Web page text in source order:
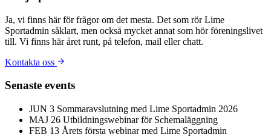
Ja, vi finns här för frågor om det mesta. Det som rör Lime
Sportadmin såklart, men också mycket annat som hör föreningslivet
till. Vi finns här året runt, på telefon, mail eller chatt.
Kontakta oss
Senaste events
JUN 3 Sommaravslutning med Lime Sportadmin 2026
MAJ 26 Utbildningswebinar för Schemaläggning
FEB 13 Årets första webinar med Lime Sportadmin